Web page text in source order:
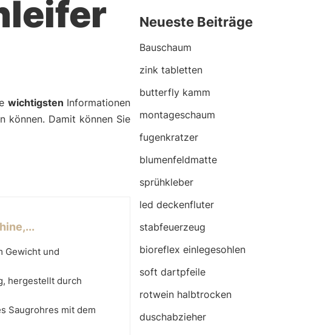
wichtigsten Informationen
können. Damit können Sie
Gewicht und
hergestellt durch
Saugrohres mit dem
Neueste Beiträge
Bauschaum
zink tabletten
butterfly kamm
montageschaum
fugenkratzer
blumenfeldmatte
sprühkleber
led deckenfluter
stabfeuerzeug
bioreflex einlegesohlen
soft dartpfeile
rotwein halbtrocken
duschabzieher